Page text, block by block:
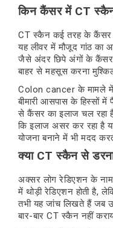
किन कैंसर में CT स्कैन
CT स्कैन कई तरह के
यह लीवर में मौजूद गांठ का
जैसे अंदर छिपे अंगों के कैंसर
बाहर से महसूस करना
Colon cancer के मामले
बीमारी आसपास के हिस्सों
से कैंसर का इलाज चल रहा
कि इलाज असर कर रहा है
योजना बनाने में भी मदद
क्या CT स्कैन से डरना
अक्सर लोग रेडिएशन के
में थोड़ी रेडिएशन होती है,
तभी यह जांच लिखते हैं जब
बार-बार CT स्कैन नहीं